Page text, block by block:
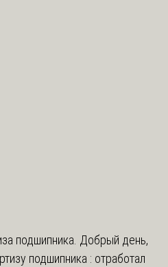
подшипника. Добрый день,
подшипника : отработал